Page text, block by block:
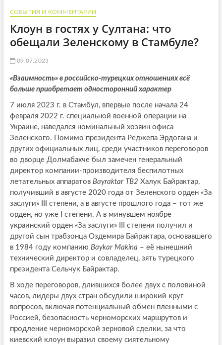
СОБЫТИЯ И КОММЕНТАРИИ
Клоун в гостях у Султана: что
обещали Зеленскому в Стамбуле?
09.07.2023
«Взаимность» в российско-турецких отношениях всё
больше приобретает односторонний характер
7 июля 2023 г. в Стамбул, впервые после начала 24
февраля 2022 г. специальной военной операции на
Украине, наведался номинальный хозяин офиса
Зеленского. Помимо президента Реджепа Эрдогана и
других официальных лиц, среди участников переговоров
во дворце Долмабахче был замечен генеральный
директор компании-производителя беспилотных
летательных аппаратов Bayraktar TB2 Халук Байрактар,
получивший в августе 2020 года от Зеленского орден «За
заслуги» III степени, а в августе прошлого года – тот же
орден, но уже I степени. А в минувшем ноябре
украинский орден «За заслуги» III степени получил и
другой сын трабзонца Оздемира Байрактара, основавшего
в 1984 году компанию Baykar Makina – её нынешний
технический директор и совладелец, зять турецкого
президента Сельчук Байрактар.
В ходе переговоров, длившихся более двух с половиной
часов, лидеры двух стран обсудили широкий круг
вопросов, включая потенциальный обмен пленными с
Россией, безопасность черноморских маршрутов и
продление черноморской зерновой сделки, за что
киевский клоун выразил своему сиятельному